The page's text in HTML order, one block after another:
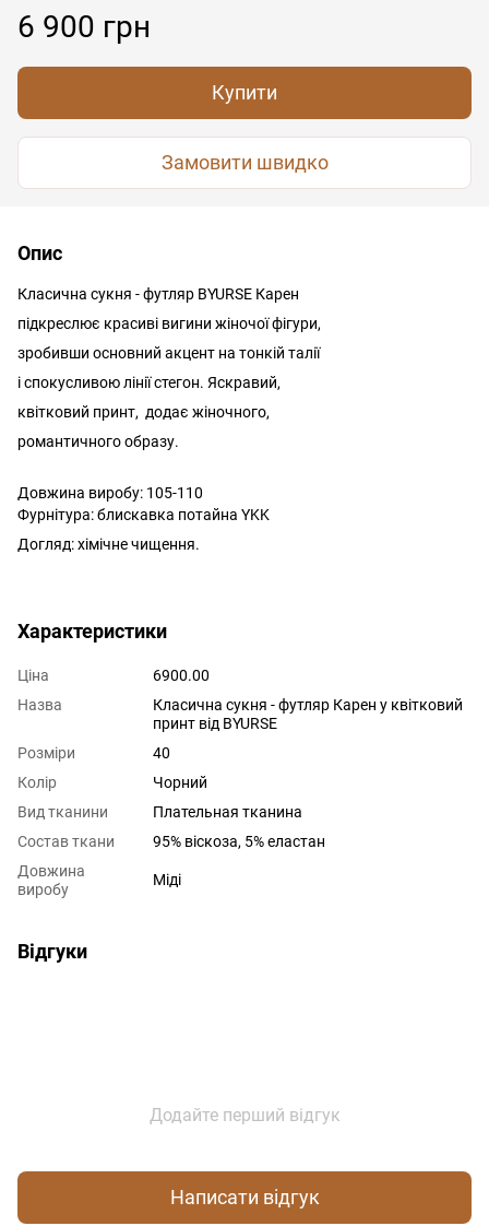
6 900 грн
Купити
Замовити швидко
Опис
Класична сукня - футляр BYURSE Карен
підкреслює красиві вигини жіночої фігури,
зробивши основний акцент на тонкій талії
і спокусливою лінії стегон. Яскравий,
квітковий принт, додає жіночного,
романтичного образу.
Довжина виробу: 105-110
Фурнітура: блискавка потайна YKK
Догляд: хімічне чищення.
Характеристики
Ціна
6900.00
Назва
Класична сукня - футляр Карен у квітковий
принт від BYURSE
Розміри
40
Колір
Чорний
Вид тканини
Плательная тканина
Состав ткани
95% віскоза, 5% еластан
Довжина
виробу
Міді
Відгуки
Додайте перший відгук
Написати відгук